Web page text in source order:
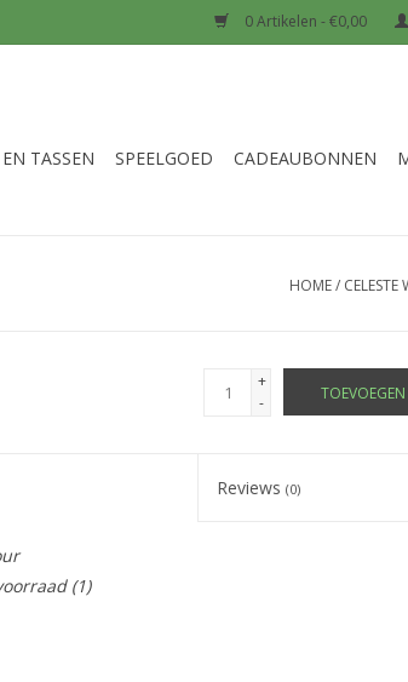
0 Artikelen - €0,00
TASSEN SPEELGOED CADEAUBONNEN
HOME/
+
-
Reviews(0)
(1)